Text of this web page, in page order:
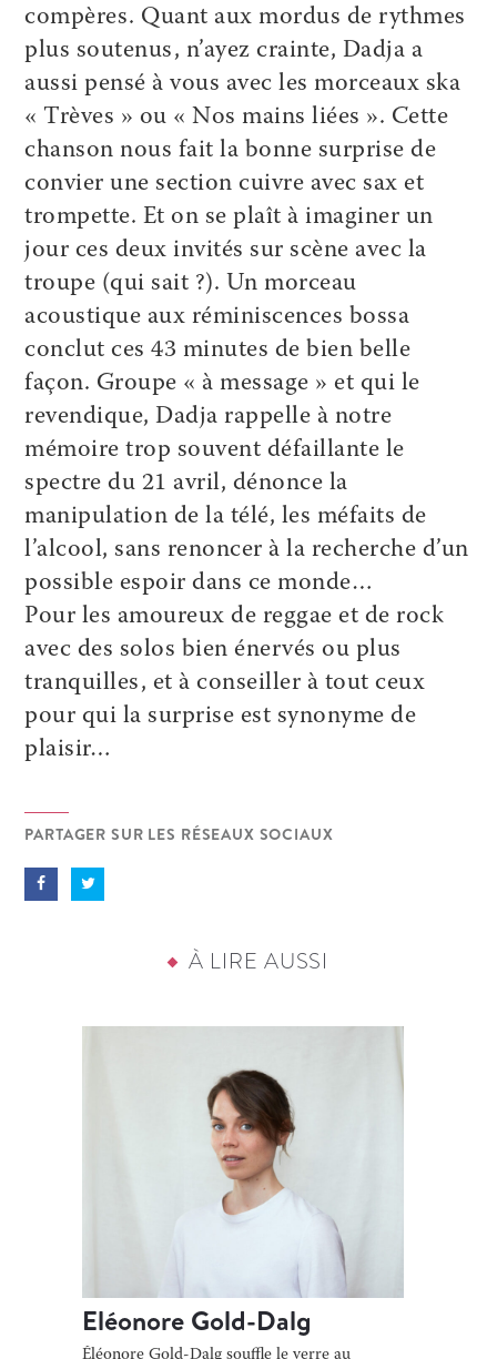
compères. Quant aux mordus de rythmes
plus soutenus, n’ayez crainte, Dadja a
aussi pensé à vous avec les morceaux ska
« Trèves » ou « Nos mains liées ». Cette
chanson nous fait la bonne surprise de
convier une section cuivre avec sax et
trompette. Et on se plaît à imaginer un
jour ces deux invités sur scène avec la
troupe (qui sait ?). Un morceau
acoustique aux réminiscences bossa
conclut ces 43 minutes de bien belle
façon. Groupe « à message » et qui le
revendique, Dadja rappelle à notre
mémoire trop souvent défaillante le
spectre du 21 avril, dénonce la
manipulation de la télé, les méfaits de
l’alcool, sans renoncer à la recherche d’un
possible espoir dans ce monde…
Pour les amoureux de reggae et de rock
avec des solos bien énervés ou plus
tranquilles, et à conseiller à tout ceux
pour qui la surprise est synonyme de
plaisir…
PARTAGER SUR LES RÉSEAUX SOCIAUX
À LIRE AUSSI
Eléonore Gold-Dalg
Éléonore Gold-Dalg souffle le verre au